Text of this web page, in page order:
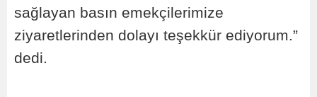
sağlayan basın emekçilerimize
ziyaretlerinden dolayı teşekkür ediyorum.”
dedi.